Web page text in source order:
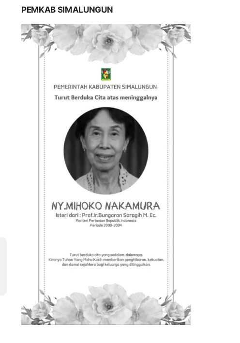
PEMKAB SIMALUNGUN